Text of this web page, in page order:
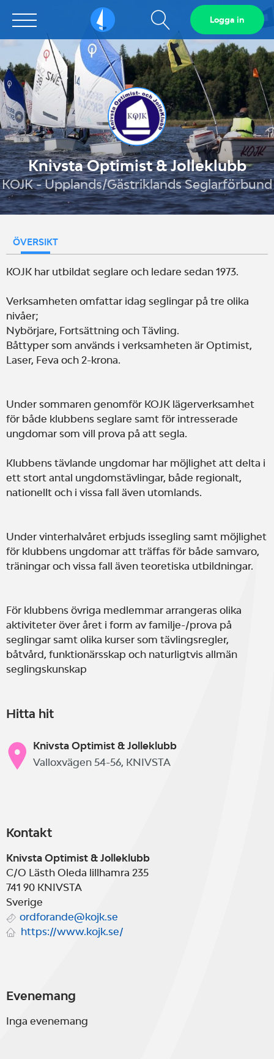
Sailarena Visa
sökfält
Logga in
Knivsta Optimist & Jolleklubb
KOJK - Upplands/Gästriklands Seglarförbund
ÖVERSIKT
KOJK har utbildat seglare och ledare sedan 1973.
Verksamheten omfattar idag seglingar på tre olika
nivåer;
Nybörjare, Fortsättning och Tävling.
Båttyper som används i verksamheten är Optimist,
Laser, Feva och 2-krona.
Under sommaren genomför KOJK lägerverksamhet
för både klubbens seglare samt för intresserade
ungdomar som vill prova på att segla.
Klubbens tävlande ungdomar har möjlighet att delta i
ett stort antal ungdomstävlingar, både regionalt,
nationellt och i vissa fall även utomlands.
Under vinterhalvåret erbjuds issegling samt möjlighet
för klubbens ungdomar att träffas för både samvaro,
träningar och vissa fall även teoretiska utbildningar.
För klubbens övriga medlemmar arrangeras olika
aktiviteter över året i form av familje-/prova på
seglingar samt olika kurser som tävlingsregler,
båtvård, funktionärsskap och naturligtvis allmän
seglingskunskap
Hitta hit
Knivsta Optimist & Jolleklubb
Valloxvägen 54-56, KNIVSTA
Kontakt
Knivsta Optimist & Jolleklubb
C/O Lästh Oleda lillhamra 235
741 90 KNIVSTA
Sverige
ordforande@kojk.se
https://www.kojk.se/
Evenemang
Inga evenemang